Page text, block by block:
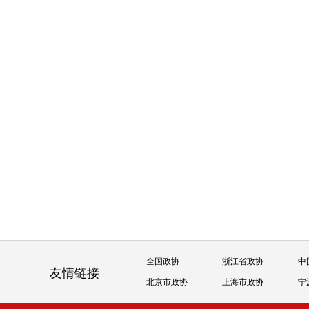
友情链接
全国政协 浙江省政协 中
北京市政协 上海市政协 宁